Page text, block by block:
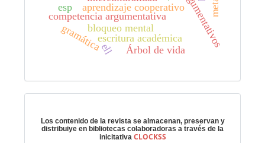
competencia argumentativa
aprendizaje cooperativo
bloqueo mental
escritura académica
Árbol de vida
gramática
esp
ell
Los contenido de la revista se almacenan, preservan y
distribuiye en bibliotecas colaboradoras a través de la
inicitativa CLOCKSS